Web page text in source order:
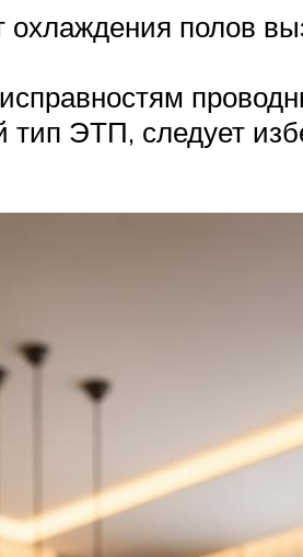
полов
ЭТП, следует